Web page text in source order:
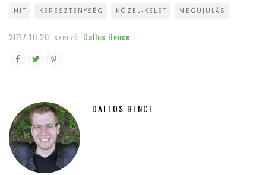
HIT KERESZTÉNYSÉG KÖZEL-KELET MEGÚJULÁS
2017.10.20. szerző: Dallos Bence
DALLOS BENCE